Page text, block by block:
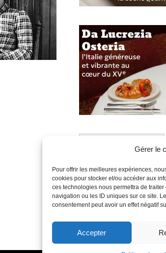
Gérer le
Pour offrir les meilleures expériences,
cookies pour stocker et/ou accéder aux
ces technologies nous permettra de
navigation ou les ID uniques sur ce site.
consentement peut avoir un effet négatif
Accepter